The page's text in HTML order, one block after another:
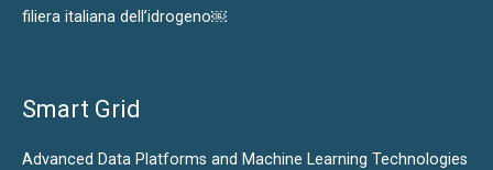
filiera italiana dell’idrogeno￼
Smart Grid
Advanced Data Platforms and Machine Learning Technologies